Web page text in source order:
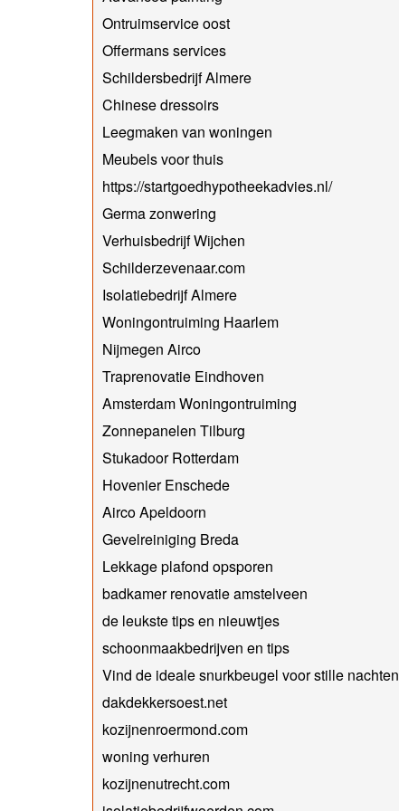
Ontruimservice oost
Offermans services
Schildersbedrijf Almere
Chinese dressoirs
Leegmaken van woningen
Meubels voor thuis
https://startgoedhypotheekadvies.nl/
Germa zonwering
Verhuisbedrijf Wijchen
Schilderzevenaar.com
Isolatiebedrijf Almere
Woningontruiming Haarlem
Nijmegen Airco
Traprenovatie Eindhoven
Amsterdam Woningontruiming
Zonnepanelen Tilburg
Stukadoor Rotterdam
Hovenier Enschede
Airco Apeldoorn
Gevelreiniging Breda
Lekkage plafond opsporen
badkamer renovatie amstelveen
de leukste tips en nieuwtjes
schoonmaakbedrijven en tips
Vind de ideale snurkbeugel voor stille nachten
dakdekkersoest.net
kozijnenroermond.com
woning verhuren
kozijnenutrecht.com